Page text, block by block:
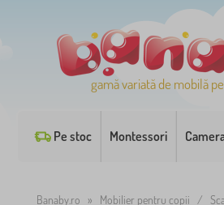
gamă variată de mobilă
Pe stoc Montessori
Banaby.ro » Mobilier pentru copii /